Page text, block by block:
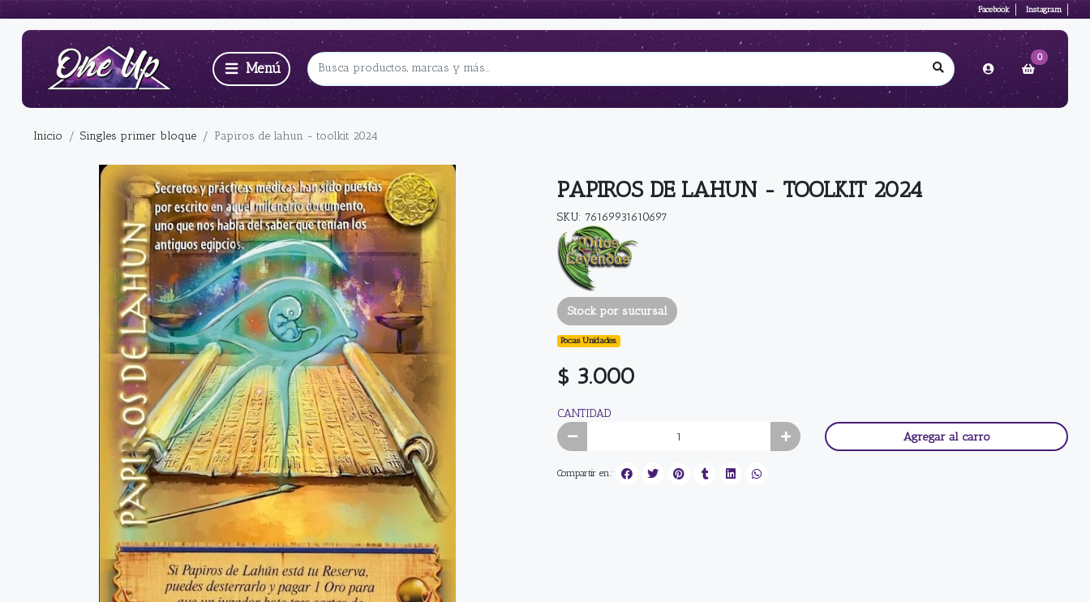
Facebook Instagram
0
Inicio Singles primer bloque Papiros de lahun - toolkit 2024
PAPIROS DE LAHUN - TOOLKIT 2024
SKU: 76169931610697
Stock por sucursal
Pocas Unidades.
$ 3.000
CANTIDAD
Agregar al carro
Compartir en: